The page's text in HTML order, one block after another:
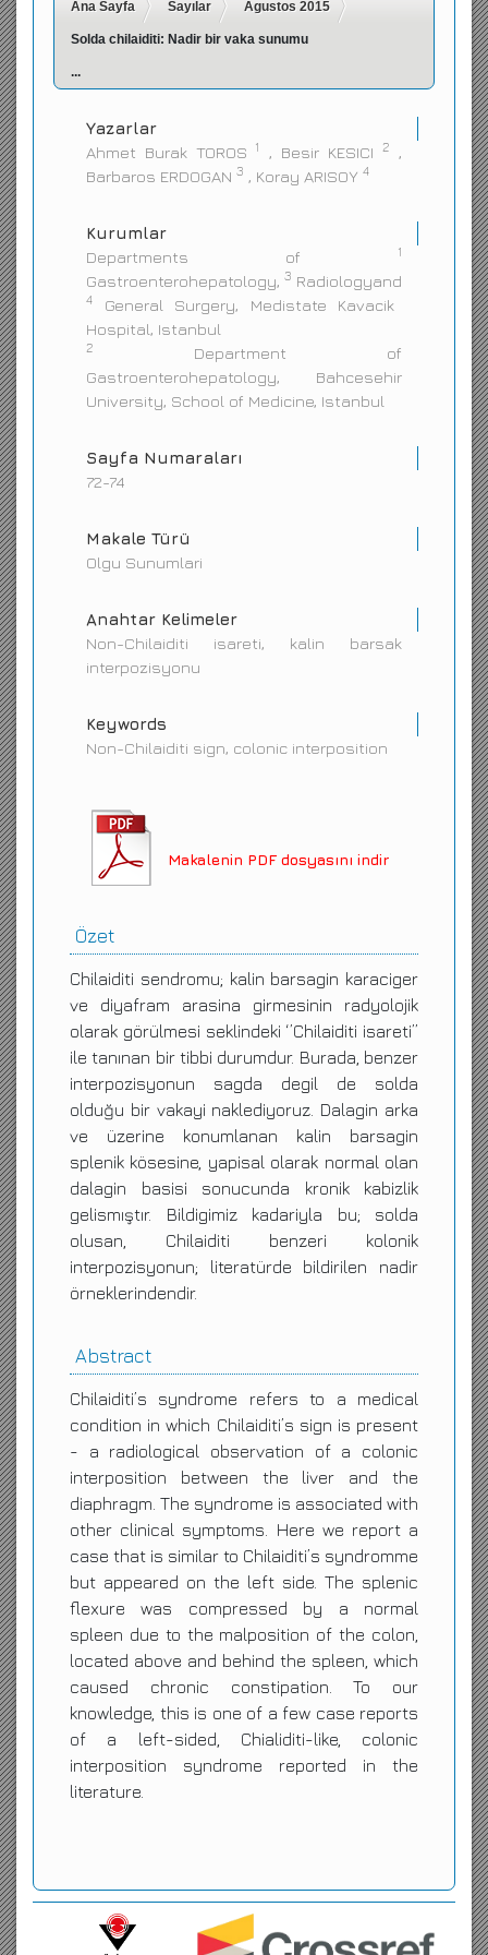
İletişim
Ana Sayfa Sayılar Agustos 2015
Solda chilaiditi: Nadir bir vaka sunumu
...
Yazarlar
Ahmet Burak TOROS 1 , Besir KESICI 2
,
Barbaros ERDOGAN 3 , Koray ARISOY 4
Kurumlar
Departments of
1
Gastroenterohepatology, 3 Radiologyand
4
General Surgery, Medistate Kavacik
Hospital, Istanbul
2
Department of
Gastroenterohepatology, Bahcesehir
University, School of Medicine, Istanbul
Sayfa Numaraları
72-74
Makale Türü
Olgu Sunumlari
Anahtar Kelimeler
Non-Chilaiditi isareti, kalin barsak
interpozisyonu
Keywords
Non-Chilaiditi sign, colonic interposition
Makalenin PDF dosyasını indir
Özet
Chilaiditi sendromu; kalin barsagin karaciger
ve diyafram arasina girmesinin radyolojik
olarak görülmesi seklindeki ‘’Chilaiditi isareti’’
ile tanınan bir tibbi durumdur. Burada, benzer
interpozisyonun sagda degil de solda
olduğu bir vakayi naklediyoruz. Dalagin arka
ve üzerine konumlanan kalin barsagin
splenik kösesine, yapisal olarak normal olan
dalagin basisi sonucunda kronik kabizlik
gelismıştır. Bildigimiz kadariyla bu; solda
olusan, Chilaiditi benzeri kolonik
interpozisyonun; literatürde bildirilen nadir
örneklerindendir.
Abstract
Chilaiditi’s syndrome refers to a medical
condition in which Chilaiditi’s sign is present
- a radiological observation of a colonic
interposition between the liver and the
diaphragm. The syndrome is associated with
other clinical symptoms. Here we report a
case that is similar to Chilaiditi’s syndromme
but appeared on the left side. The splenic
flexure was compressed by a normal
spleen due to the malposition of the colon,
located above and behind the spleen, which
caused chronic constipation. To our
knowledge, this is one of a few case reports
of a left-sided, Chialiditi-like, colonic
interposition syndrome reported in the
literature.